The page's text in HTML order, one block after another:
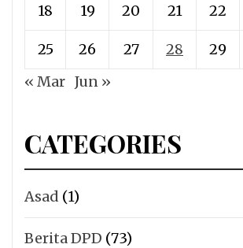
18 19 20 21 22
25 26 27 28 29
« Mar Jun »
CATEGORIES
Asad (1)
Berita DPD (73)